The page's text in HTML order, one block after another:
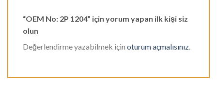
“OEM No: 2P 1204” için yorum yapan ilk kişi siz
olun
Değerlendirme yazabilmek için oturum açmalısınız.